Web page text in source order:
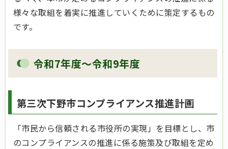
様々な取組を着実に推進していくために策定するもの
です。
令和7年度～令和9年度
第三次下野市コンプライアンス推進計画
「市民から信頼される市役所の実現」を目標とし、市
のコンプライアンスの推進に係る施策及び取組を定め